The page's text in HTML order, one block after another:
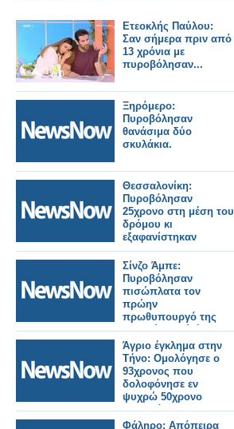
Ετεοκλής Παύλου:
Σαν σήμερα πριν από
13 χρόνια με
πυροβόλησαν...
Ξηρόμερο:
Πυροβόλησαν
θανάσιμα δύο
σκυλάκια.
Θεσσαλονίκη:
Πυροβόλησαν
25χρονο στη μέση του
δρόμου κι
εξαφανίστηκαν
Σίνζο Άμπε:
Πυροβόλησαν
πισώπλατα τον
πρώην
πρωθυπουργό της
Ιαπωνίας ενώ έδινε
ομιλία
Άγριο έγκλημα στην
Τήνο: Ομολόγησε ο
93χρονος που
δολοφόνησε εν
ψυχρώ 50χρονο
αγιογράφο
Φάληρο: Απόπειρα